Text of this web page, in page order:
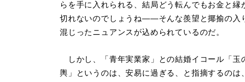
らを手に入れられる、結局どう転んでもお金と縁
切れないのでしょうね――そんな羨望と揶揄の入
混じったニュアンスが込められているのだ。
しかし、「青年実業家」との結婚イコール「玉
輿」というのは、安易に過ぎる、と指摘するのは、